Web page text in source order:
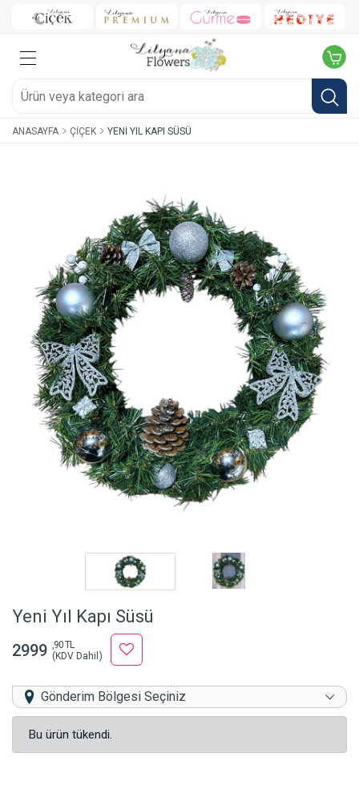
ANASAYFA ÇIÇEK YENI YIL KAPI SÜSÜ
Yeni Yıl Kapı Süsü
2999 ,90 TL
(KDV Dahil)
Gönderim Bölgesi Seçiniz
Bu ürün tükendi.